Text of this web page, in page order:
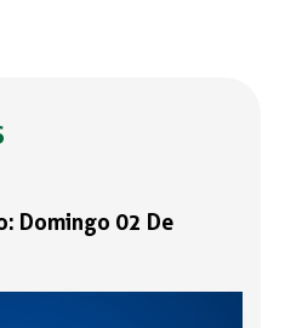
Domingo 02 De